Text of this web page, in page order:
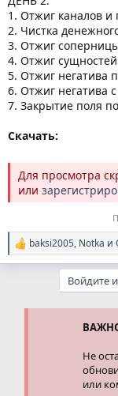
1. Отжиг каналов и
2. Чистка
3. Отжиг
4. Отжиг сущностей
5. Отжиг негатива
6. Отжиг негатива
7. Закрытие поля
Скачать:
Для просмотра
или
Р
е
baksi2005, Notka и
Войдите
Не
или